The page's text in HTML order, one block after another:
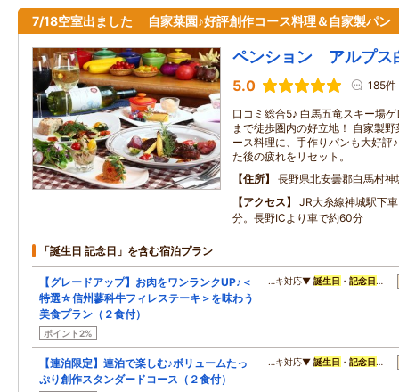
7/18空室出ました 自家菜園♪好評創作コース料理＆自家製パン
ペンション アルプス
5.0 185件
口コミ総合5♪ 白馬五竜スキー場
まで徒歩圏内の好立地！ 自家製
ース料理に、手作りパンも大好評
た後の疲れをリセット。
住所
長野県北安曇郡白馬村
アクセス
JR大糸線神城駅下
分。長野ICより車で約60分
「誕生日 記念日」を含む宿泊プラン
【グレードアップ】お肉をワンランクUP♪＜
特選☆信州蓼科牛フィレステーキ＞を味わう
美食プラン（２食付）
ポイント2%
…キ対応▼誕生日 ・記念日 …
【連泊限定】連泊で楽しむ♪ボリュームたっ
ぷり創作スタンダードコース（２食付）
…キ対応▼誕生日 ・記念日 …